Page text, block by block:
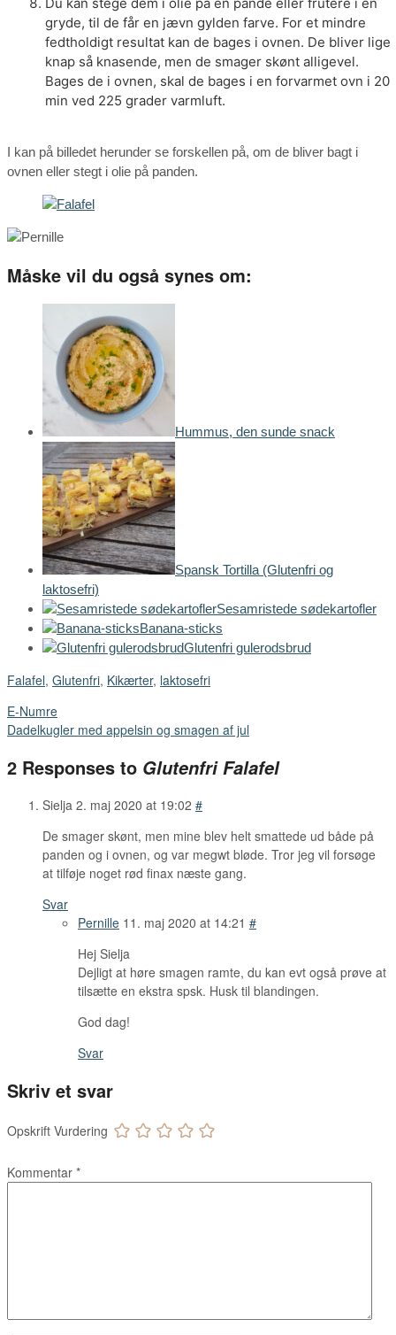
gryde, til de får en jævn gylden farve. For et mindre
fedtholdigt resultat kan de bages i ovnen. De bliver lige
knap så knasende, men de smager skønt alligevel.
Bages de i ovnen, skal de bages i en forvarmet ovn i 20
min ved 225 grader varmluft.
I kan på billedet herunder se forskellen på, om de bliver bagt i
ovnen eller stegt i olie på panden.
Måske vil du også synes om:
Hummus, den sunde snack
Spansk Tortilla (Glutenfri og
laktosefri)
Sesamristede sødekartofler
Banana-sticks
Glutenfri gulerodsbrud
Falafel, Glutenfri, Kikærter, laktosefri
E-Numre
Dadelkugler med appelsin og smagen af jul
2 Responses to Glutenfri Falafel
Sielja 2. maj 2020 at 19:02 #
De smager skønt, men mine blev helt smattede ud både på
panden og i ovnen, og var megwt bløde. Tror jeg vil forsøge
at tilføje noget rød finax næste gang.
Svar
Pernille 11. maj 2020 at 14:21 #
Hej Sielja
Dejligt at høre smagen ramte, du kan evt også prøve at
tilsætte en ekstra spsk. Husk til blandingen.
God dag!
Svar
Skriv et svar
Opskrift Vurdering
Kommentar *